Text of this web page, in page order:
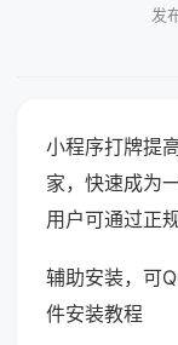
发
小程序打牌提
家，快速成为
用户可通过正
辅助安装，可
件安装教程